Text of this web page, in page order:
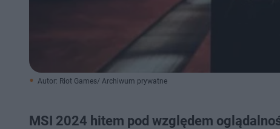
Autor: Riot Games/ Archiwum prywatne
MSI 2024 hitem pod względem